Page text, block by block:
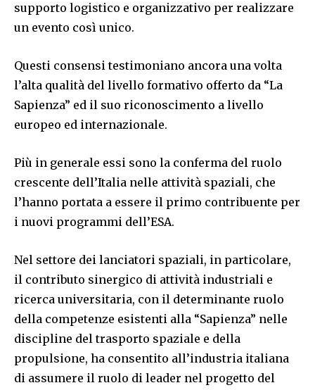
supporto logistico e organizzativo per realizzare
un evento così unico.
Questi consensi testimoniano ancora una volta
l’alta qualità del livello formativo offerto da “La
Sapienza” ed il suo riconoscimento a livello
europeo ed internazionale.
Più in generale essi sono la conferma del ruolo
crescente dell’Italia nelle attività spaziali, che
l’hanno portata a essere il primo contribuente per
i nuovi programmi dell’ESA.
Nel settore dei lanciatori spaziali, in particolare,
il contributo sinergico di attività industriali e
ricerca universitaria, con il determinante ruolo
della competenze esistenti alla “Sapienza” nelle
discipline del trasporto spaziale e della
propulsione, ha consentito all’industria italiana
di assumere il ruolo di leader nel progetto del